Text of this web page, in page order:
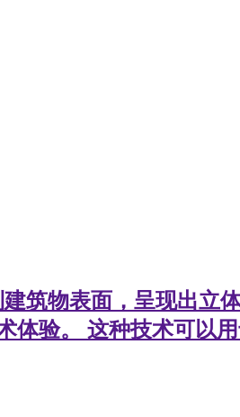
筑物表面，呈现出立
验。 这种技术可以